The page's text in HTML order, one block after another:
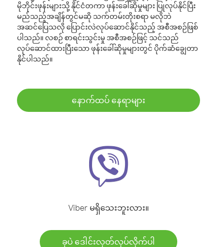
မိုဘိုင်းဖုန်းများသို့ နိုင်ငံတကာ ဖုန်းခေါ်ဆိုမှုများ ပြုလုပ်နိုင်ပြီး
မည်သည့်အချိန်တွင်မဆို သက်တမ်းတိုးစရာ မလိုဘဲ
အဆင်ပြေသလို ပြောင်းလဲလုပ်ဆောင်နိုင်သည့် အစီအစဉ်ဖြစ်
ပါသည်။ လစဉ် စာရင်းသွင်းမှု အစီအစဉ်ဖြင့် သင်သည်
လုပ်ဆောင်ထားပြီးသော ဖုန်းခေါ်ဆိုမှုများတွင် ပိုက်ဆံချွေတာ
နိုင်ပါသည်။
နောက်ထပ် နေရာများ
Viber မရှိသေးဘူးလား။
ခုပဲ ဒေါင်းလုတ်လုပ်လိုက်ပါ